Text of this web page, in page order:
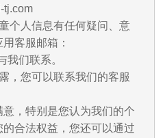
tj.com
个人信息有任何疑问、意
客服邮箱：
我们联系。
，您可以联系我们的客服
，特别是您认为我们的个
合法权益，您还可以通过